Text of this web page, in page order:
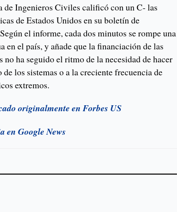
de Ingenieros Civiles calificó con un C- las
de Estados Unidos en su boletín de
el informe, cada dos minutos se rompe una
en el país, y añade que la financiación de las
ha seguido el ritmo de la necesidad de hacer
los sistemas o a la creciente frecuencia de
extremos.
originalmente en Forbes US
en Google News